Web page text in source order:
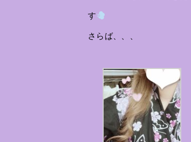
す
さらば、、、